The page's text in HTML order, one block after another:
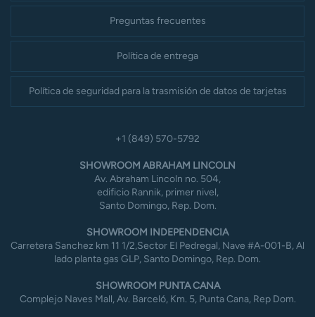
Preguntas frecuentes
Política de entrega
Política de seguridad para la trasmisión de datos de tarjetas
+1 (849) 570-5792
SHOWROOM ABRAHAM LINCOLN
Av. Abraham Lincoln no. 504,
edificio Rannik, primer nivel,
Santo Domingo, Rep. Dom.
SHOWROOM INDEPENDENCIA
Carretera Sanchez km 11 1/2,Sector El Pedregal, Nave #A-001-B, Al
lado planta gas GLP, Santo Domingo, Rep. Dom.
SHOWROOM PUNTA CANA
Complejo Naves Mall, Av. Barceló, Km. 5, Punta Cana, Rep Dom.